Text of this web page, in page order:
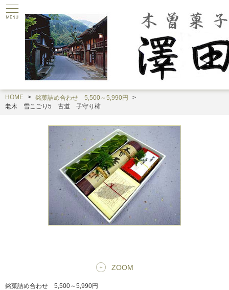
HOME
銘菓詰め合わせ 5,500～5,990円
老木 雪こごり5 古道 子守り柿
ZOOM
銘菓詰め合わせ 5,500～5,990円